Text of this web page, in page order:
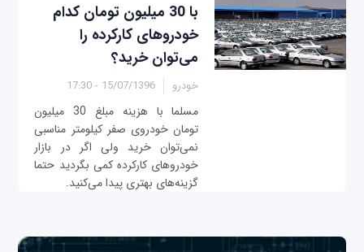
با 30 میلیون تومان کدام
خودروهای کارکرده را
می‌توان خرید؟
خودرو 15/07/1396 - 17:30
مسلما با هزینه مبلغ 30 میلیون
تومان خودروی صفر کیلومتر مناسبی
نمی‌توان خرید ولی اگر در بازار
خودروهای کارکرده کمی بگردید حتما
گزینه‌های بهتری پیدا می‌کنید.